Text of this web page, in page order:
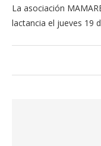
La asociación
lactancia el jueves 19